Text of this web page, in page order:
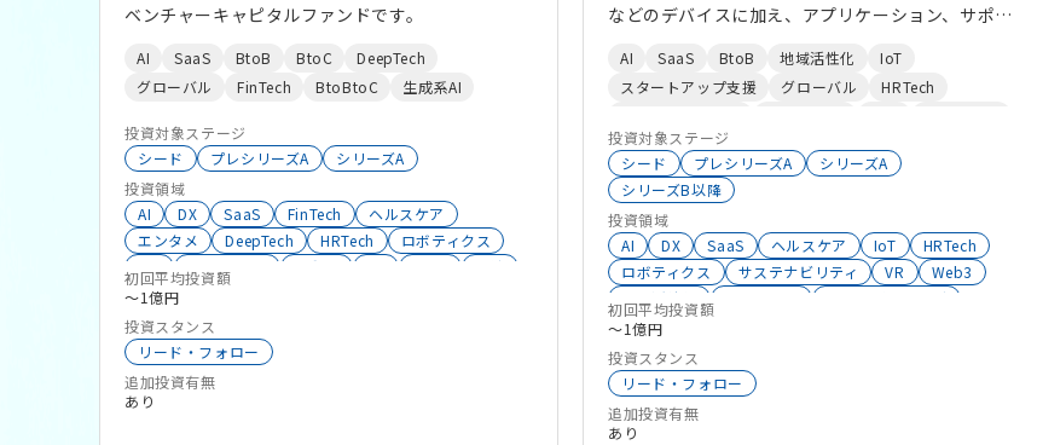
ベンチャーキャピタルファンドです。
AI SaaS BtoB BtoC
DeepTech
グローバル
FinTech BtoBtoC 生成系AI
投資対象ステージ
シード
プレシリーズA
シリーズA
投資領域
AI
DX SaaS FinTech
ヘルスケア
エンタメ
DeepTech HRTech
ロボティクス
IoT
HealthTech 不動産
物流
AgriTech
グローバル
SalesTech
サイバーセキュリティ
マーケットプレイス
スマートシティ
初回平均投資額
〜1億円
投資スタンス
リード・フォロー
追加投資有無
あり
などのデバイスに加え、アプリケーション、サポー
らく人の創造力を支えるデジタルサービスを提供す
ることで、持続可能な社会の実現に貢献していきま
す
AI SaaS BtoB 地域活性化
IoT
スタートアップ支援
グローバル
HRTech
働き方改革
CVC
中小企業向けサービス
XR
クリエイターエコノミー
オープンイノベーション
大学発スタートアップ
バーチャル空間
投資対象ステージ
シード
プレシリーズA
シリーズA
シリーズB以降
投資領域
AI
DX SaaS ヘルスケア IoT
HRTech
ロボティクス
サステナビリティ VR
Web3
地域活性化
ウェルビーイング
介護
サーキュラーエコノミー
働き方改革
地方自治体
バックオフィス
初回平均投資額
〜1億円
投資スタンス
リード・フォロー
追加投資有無
あり